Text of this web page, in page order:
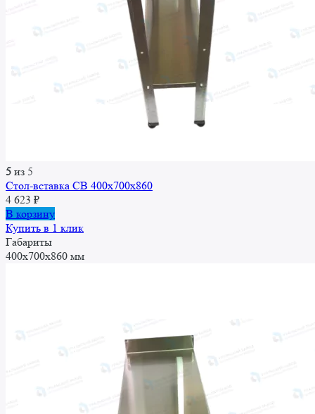
5 из 5
Стол-вставка СВ 400x700x860
4 623 ₽
В корзину
Купить в 1 клик
Габариты
400x700x860 мм